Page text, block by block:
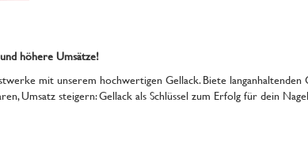
höhere Umsätze!
mit unserem hochwertigen Gellack. Biete langanhaltenden
Umsatz steigern: Gellack als Schlüssel zum Erfolg für dein